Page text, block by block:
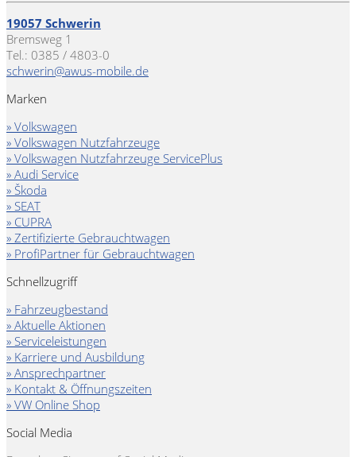
19057 Schwerin
Bremsweg 1
Tel.: 0385 / 4803-0
schwerin@awus-mobile.de
Marken
» Volkswagen
» Volkswagen Nutzfahrzeuge
» Volkswagen Nutzfahrzeuge ServicePlus
» Audi Service
» Škoda
» SEAT
» CUPRA
» Zertifizierte Gebrauchtwagen
» ProfiPartner für Gebrauchtwagen
Schnellzugriff
» Fahrzeugbestand
» Aktuelle Aktionen
» Serviceleistungen
» Karriere und Ausbildung
» Ansprechpartner
» Kontakt & Öffnungszeiten
» VW Online Shop
Social Media